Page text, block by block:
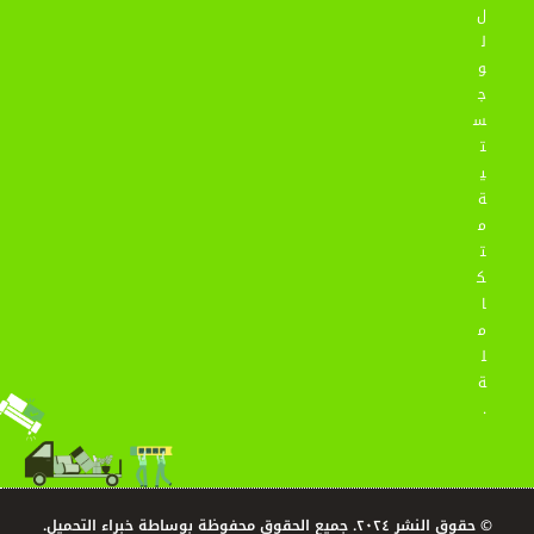
ل
ل
و
ج
س
ت
ي
ة
م
ت
ك
ا
م
ل
ة
.
© حقوق النشر ٢٠٢٤. جميع الحقوق محفوظة بوساطة خبراء التحميل.